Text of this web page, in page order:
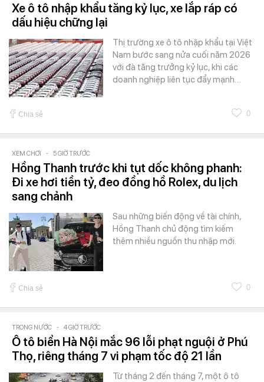
Xe ô tô nhập khẩu tăng kỷ lục, xe lắp ráp có
dấu hiệu chững lại
Thị trường xe ô tô nhập khẩu tại Việt
Nam bước sang nửa cuối năm 2026
với đà tăng trưởng kỷ lục, khi các
doanh nghiệp liên tục đẩy mạnh…
Chia sẻ 0
XEM CHƠI - 5 GIỜ TRƯỚC
Hồng Thanh trước khi tụt dốc không phanh:
Đi xe hơi tiền tỷ, đeo đồng hồ Rolex, du lịch
sang chảnh
Sau những biến động về tài chính,
Hồng Thanh chủ động tìm kiếm
thêm nhiều nguồn thu nhập mới.
Chia sẻ 0
TRONG NƯỚC - 4 GIỜ TRƯỚC
Ô tô biển Hà Nội mắc 96 lỗi phạt nguội ở Phú
Thọ, riêng tháng 7 vi phạm tốc độ 21 lần
Từ tháng 2 đến tháng 7, một ô tô